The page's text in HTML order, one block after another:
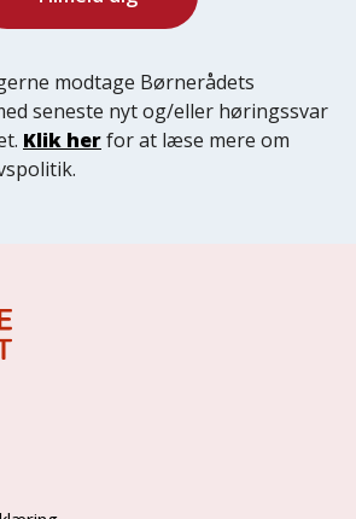
modtage Børnerådets
seneste nyt og/eller høringssvar
Klik herfor at læse mere om